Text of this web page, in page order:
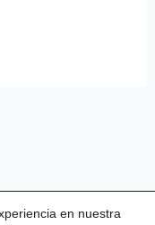
en nuestra